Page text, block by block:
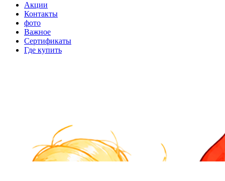
Акции
Контакты
фото
Важное
Сертификаты
Где купить